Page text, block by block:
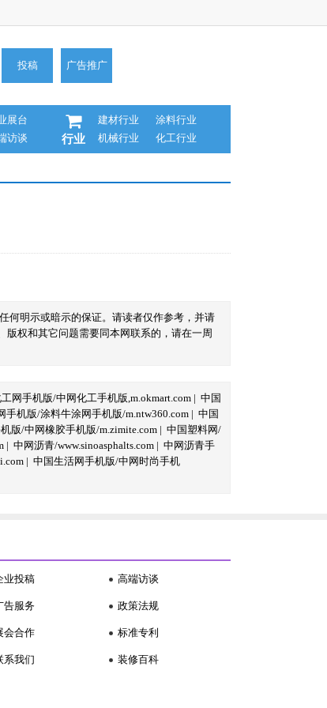
投稿 广告推广
展台
访谈 行业
建材行业
涂料行业
机械行业
化工行业
何明示或暗示的保证。请读者仅作参考，并请
权和其它问题需要同本网联系的，请在一周
网手机版/中网化工手机版,m.okmart.com | 中国
手机版/涂料牛涂网手机版/m.ntw360.com | 中国
版/中网橡胶手机版/m.zimite.com | 中国塑料网/
| 中网沥青/www.sinoasphalts.com | 中网沥青手
| 中国生活网手机版/中网时尚手机
业投稿
告服务
会合作
系我们
高端访谈
政策法规
标准专利
装修百科